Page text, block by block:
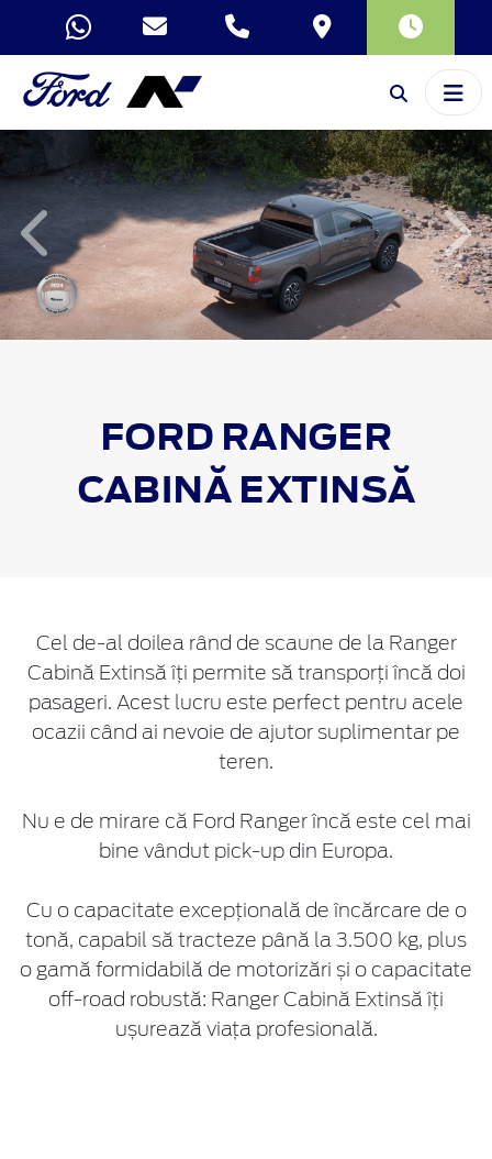
Inapoi
FORD RANGER
CABINĂ EXTINSĂ
Cel de-al doilea rând de scaune de la Ranger
Cabină Extinsă îți permite să transporți încă doi
pasageri. Acest lucru este perfect pentru acele
ocazii când ai nevoie de ajutor suplimentar pe
teren.
Nu e de mirare că Ford Ranger încă este cel mai
bine vândut pick-up din Europa.
Cu o capacitate excepțională de încărcare de o
tonă, capabil să tracteze până la 3.500 kg, plus
o gamă formidabilă de motorizări și o capacitate
off-road robustă: Ranger Cabină Extinsă îți
ușurează viața profesională.